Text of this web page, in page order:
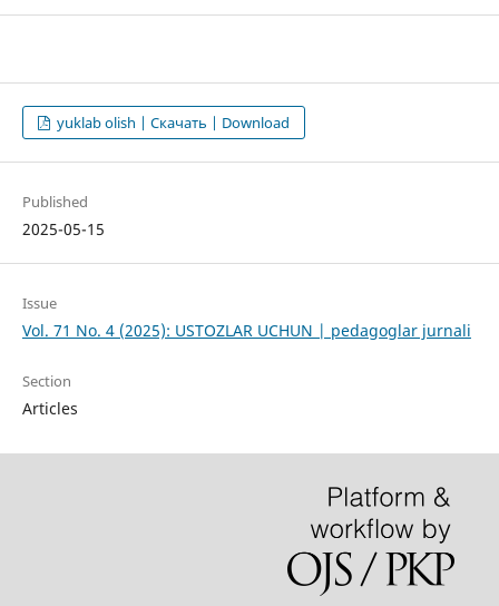
yuklab olish | Скачать | Download
Published
2025-05-15
Issue
Vol. 71 No. 4 (2025): USTOZLAR UCHUN | pedagoglar jurnali
Section
Articles